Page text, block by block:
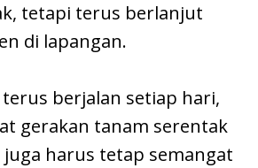
tetapi terus berlanjut
di lapangan.
berjalan setiap hari,
gerakan tanam serentak
juga harus tetap semangat